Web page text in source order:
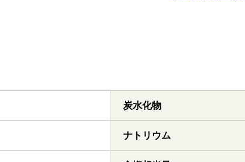
炭水化物
ナトリウム